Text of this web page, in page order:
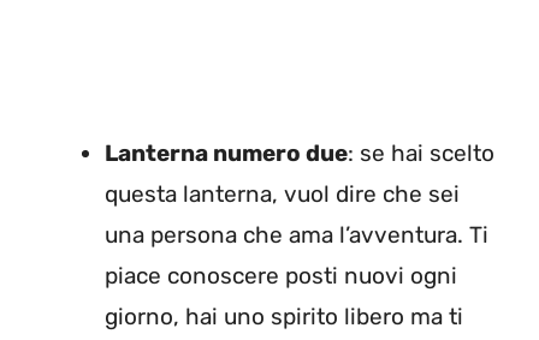
Lanterna numero due: se hai scelto
questa lanterna, vuol dire che sei
una persona che ama l’avventura. Ti
piace conoscere posti nuovi ogni
giorno, hai uno spirito libero ma ti